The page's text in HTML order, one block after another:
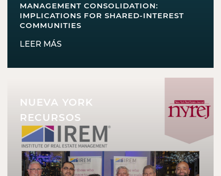
MANAGEMENT CONSOLIDATION:
IMPLICATIONS FOR SHARED-INTEREST
COMMUNITIES
LEER MÁS
NUEVA YORK
RECURSOS